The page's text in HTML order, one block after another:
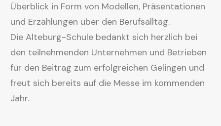
Überblick in Form von Modellen, Präsentationen
und Erzählungen über den Berufsalltag.
Die Alteburg-Schule bedankt sich herzlich bei
den teilnehmenden Unternehmen und Betrieben
für den Beitrag zum erfolgreichen Gelingen und
freut sich bereits auf die Messe im kommenden
Jahr.